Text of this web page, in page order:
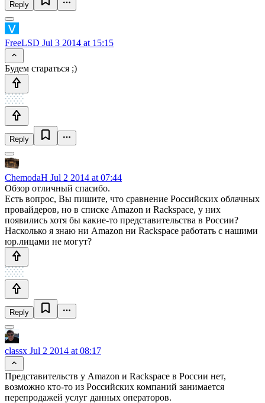
Reply
FreeLSD Jul 3 2014 at 15:15
Будем стараться ;)
Reply
ChemodaH Jul 2 2014 at 07:44
Обзор отличный спасибо.
Есть вопрос, Вы пишите, что сравнение Российских облачных
провайдеров, но в списке Amazon и Rackspace, у них
появились хотя бы какие-то представительства в России?
Насколько я знаю ни Amazon ни Rackspace работать с нашими
юр.лицами не могут?
Reply
classx Jul 2 2014 at 08:17
Представительств у Amazon и Rackspace в России нет,
возможно кто-то из Российских компаний занимается
перепродажей услуг данных операторов.